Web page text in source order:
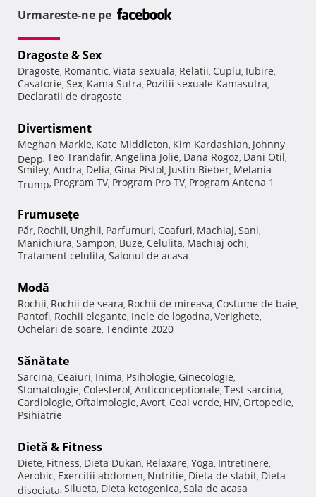
Urmareste-ne pe
Dragoste & Sex
Dragoste, Romantic, Viata sexuala, Relatii, Cuplu, Iubire,
Casatorie, Sex, Kama Sutra, Pozitii sexuale Kamasutra,
Declaratii de dragoste
Divertisment
Meghan Markle, Kate Middleton, Kim Kardashian, Johnny
Depp, Teo Trandafir, Angelina Jolie, Dana Rogoz, Dani Otil,
Smiley, Andra, Delia, Gina Pistol, Justin Bieber, Melania
Trump, Program TV, Program Pro TV, Program Antena 1
Frumuseţe
Păr, Rochii, Unghii, Parfumuri, Coafuri, Machiaj, Sani,
Manichiura, Sampon, Buze, Celulita, Machiaj ochi,
Tratament celulita, Salonul de acasa
Modă
Rochii, Rochii de seara, Rochii de mireasa, Costume de baie,
Pantofi, Rochii elegante, Inele de logodna, Verighete,
Ochelari de soare, Tendinte 2020
Sănătate
Sarcina, Ceaiuri, Inima, Psihologie, Ginecologie,
Stomatologie, Colesterol, Anticonceptionale, Test sarcina,
Cardiologie, Oftalmologie, Avort, Ceai verde, HIV, Ortopedie,
Psihiatrie
Dietă & Fitness
Diete, Fitness, Dieta Dukan, Relaxare, Yoga, Intretinere,
Aerobic, Exercitii abdomen, Nutritie, Dieta de slabit, Dieta
disociata, Silueta, Dieta ketogenica, Sala de acasa